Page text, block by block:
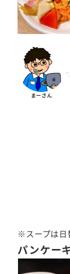
まーさん
※スープは日
パンケー